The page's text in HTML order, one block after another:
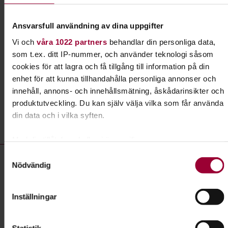
Ansvarsfull användning av dina uppgifter
Vi och våra 1022 partnersbehandlar din personliga data,
som t.ex. ditt IP-nummer, och använder teknologi såsom
cookies för att lagra och få tillgång till information på din
enhet för att kunna tillhandahålla personliga annonser och
innehåll, annons- och innehållsmätning, åskådarinsikter och
produktutveckling. Du kan själv välja vilka som får använda
din data och i vilka syften.
kan ha en noggrannhet på upp till flera meter
Ta reda på mer om hur dina personliga uppgifter behandlas
Nödvändig
Inställningar
Utveckla din kreativa och konstnärliga sida med
Läs mer om ämnet
Liknande kurser inomMålning i
Västerbottens län
Utställning:
Datum